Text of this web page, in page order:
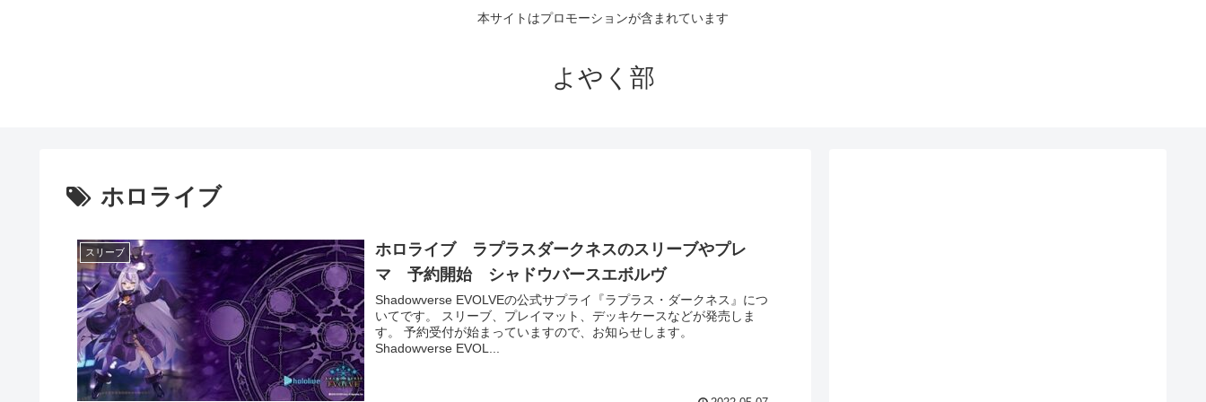
本サイトはプロモーションが含まれています
よやく部
ホロライブ
スリーブ
ホロライブ ラプラスダークネスのスリーブやプレ
マ 予約開始 シャドウバースエボルヴ
Shadowverse EVOLVEの公式サプライ『ラプラス・ダークネス』につ
いてです。 スリーブ、プレイマット、デッキケースなどが発売しま
す。 予約受付が始まっていますので、お知らせします。
Shadowverse EVOL...